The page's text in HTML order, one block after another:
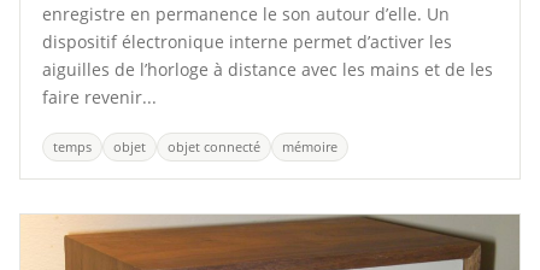
enregistre en permanence le son autour d’elle. Un
dispositif électronique interne permet d’activer les
aiguilles de l’horloge à distance avec les mains et de les
faire revenir...
temps objet objet connecté mémoire